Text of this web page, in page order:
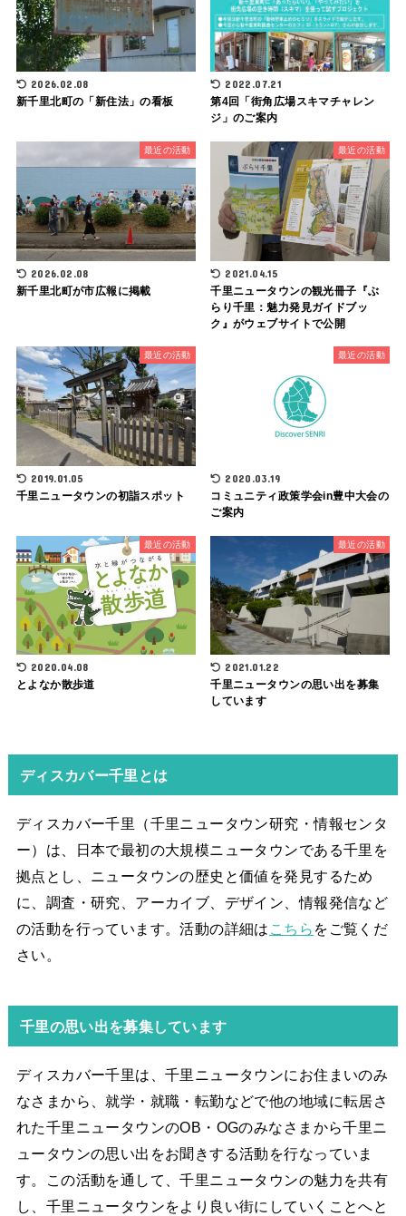
2026.02.08
新千里北町の「新住法」の看板
2022.07.21
第4回「街角広場スキマチャレン
ジ」のご案内
最近の活動
2026.02.08
新千里北町が市広報に掲載
最近の活動
2021.04.15
千里ニュータウンの観光冊子『ぶ
らり千里：魅力発見ガイドブッ
ク』がウェブサイトで公開
最近の活動
2019.01.05
千里ニュータウンの初詣スポット
最近の活動
2020.03.19
コミュニティ政策学会in豊中大会の
ご案内
最近の活動
2020.04.08
とよなか散歩道
最近の活動
2021.01.22
千里ニュータウンの思い出を募集
しています
ディスカバー千里とは
ディスカバー千里（千里ニュータウン研究・情報センタ
ー）は、日本で最初の大規模ニュータウンである千里を
拠点とし、ニュータウンの歴史と価値を発見するため
に、調査・研究、アーカイブ、デザイン、情報発信など
の活動を行っています。活動の詳細は こちら をご覧くだ
さい。
千里の思い出を募集しています
ディスカバー千里は、千里ニュータウンにお住まいのみ
なさまから、就学・就職・転勤などで他の地域に転居さ
れた千里ニュータウンのOB・OGのみなさまから千里ニ
ュータウンの思い出をお聞きする活動を行なっていま
す。この活動を通して、千里ニュータウンの魅力を共有
し、千里ニュータウンをより良い街にしていくことへと